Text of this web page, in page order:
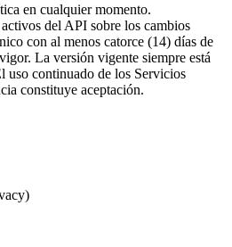
en cualquier momento.
del API sobre los cambios
con al menos catorce (14) días de
La versión vigente siempre está
uso continuado de los Servicios
constituye aceptación.